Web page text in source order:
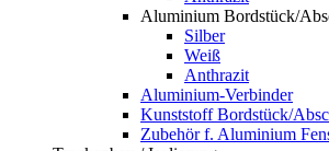
Aluminium Bordstück/
Silber
Weiß
Anthrazit
Aluminium-Verbinder
Kunststoff Bordstück/
Zubehör f. Aluminium